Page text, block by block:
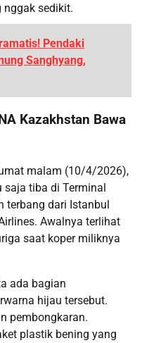
nggak sedikit.
Pendaki
Sanghyang,
Kazakhstan Bawa
malam (10/4/2026),
saja tiba di Terminal
terbang dari Istanbul
Awalnya terlihat
saat koper miliknya
ada bagian
hijau tersebut.
pembongkaran.
plastik bening yang